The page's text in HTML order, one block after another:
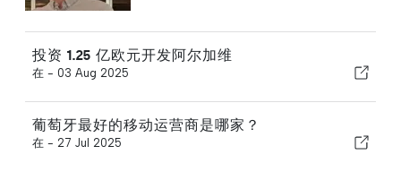
投资 1.25 亿欧元开发阿尔加维
在 - 03 Aug 2025
葡萄牙最好的移动运营商是哪家？
在 - 27 Jul 2025